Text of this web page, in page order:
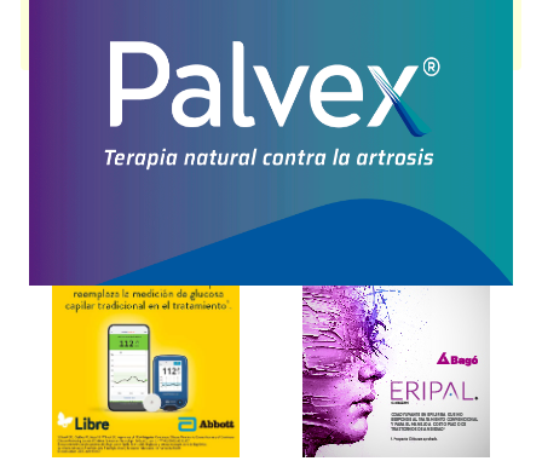
Trat.disfunción sexual masc.
disponibles.
Otros productos deTrb-Pharma